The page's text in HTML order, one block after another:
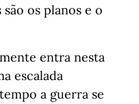
os planos e o
entra nesta
escalada
a guerra se